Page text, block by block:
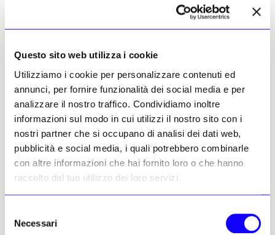
Questo sito web utilizza i cookie
Utilizziamo i cookie per personalizzare contenuti ed
annunci, per fornire funzionalità dei social media e per
analizzare il nostro traffico. Condividiamo inoltre
informazioni sul modo in cui utilizzi il nostro sito con i
nostri partner che si occupano di analisi dei dati web,
pubblicità e social media, i quali potrebbero combinarle
con altre informazioni che hai fornito loro o che hanno
raccolto dal tuo utilizzo dei loro servizi.
delNecessari
NEWS ARTE CONTEMPORANEA
Luca Beatrice. Curatela
come progetto culturale, a
un anno dalla scomparsa
scomparsa, il suo lascito
solidità dei progetti realizzati
e nella traccia lasciata
NEWS
ART BASEL MIAMI BEACH 2025
Miami Design District: dove
lusso, arte, moda e cultura
si fondono a Miami
Ridurre il quartiere a semplice
sarebbe un errore: la sua forza
è proprio nella commistione